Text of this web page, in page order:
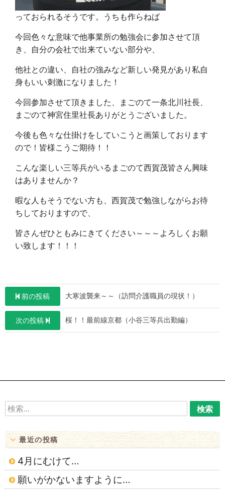
っておられるそうです。うちも作らねば
今回色々な意味で他事業所の勉強会に参加させて頂
き、自分の会社で出来ていない部分や、
他社との違い、自社の強みなど新しい発見があり私自
身もいい刺激になりました！
今回参加させて頂きました、まごのて一条北川社長、
まごのて神宮住里社長ありがとうございました。
今後も色々な仕掛けをしていこうと画策しております
ので！皆様こうご期待！！
こんな楽しい三等兵がいるまごのて西賀茂皆さん興味
はありませんか？
暇な人もそうでない方も、西賀茂で勉強しながらお待
ちしておりますので、
皆さんぜひともみにきてください～～～よろしくお願
い致します！！！
投
稿
ナ
ョ
前の投稿 大寒波襲来～～（訪問介護職員の現状！）
次の投稿 桜！！最前線京都（小谷三等兵出勤編）
検
索:
最近の投稿
4月にむけて…
願いがかないますように…